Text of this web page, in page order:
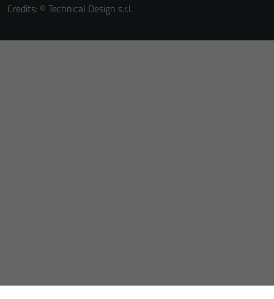
Credits: ©Technical Design s.r.l.